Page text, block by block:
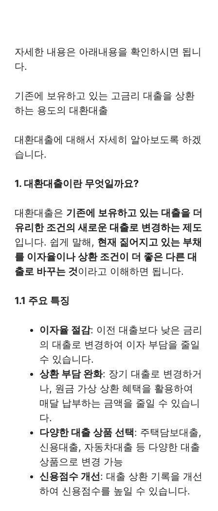
자세한 내용은 아래내용을 확인하시면 됩니
다.
기존에 보유하고 있는 고금리 대출을 상환
하는 용도의 대환대출
대환대출에 대해서 자세히 알아보도록 하겠
습니다.
1. 대환대출이란 무엇일까요?
대환대출은 기존에 보유하고 있는 대출을 더
유리한 조건의 새로운 대출로 변경하는 제도
입니다. 쉽게 말해, 현재 짊어지고 있는 부채
를 이자율이나 상환 조건이 더 좋은 다른 대
출로 바꾸는 것이라고 이해하면 됩니다.
1.1 주요 특징
이자율 절감: 이전 대출보다 낮은 금리
의 대출로 변경하여 이자 부담을 줄일
수 있습니다.
상환 부담 완화: 장기 대출로 변경하거
나, 원금 가상 상환 혜택을 활용하여
매달 납부하는 금액을 줄일 수 있습니
다.
다양한 대출 상품 선택: 주택담보대출,
신용대출, 자동차대출 등 다양한 대출
상품으로 변경 가능
신용점수 개선: 대출 상환 기록을 개선
하여 신용점수를 높일 수 있습니다.